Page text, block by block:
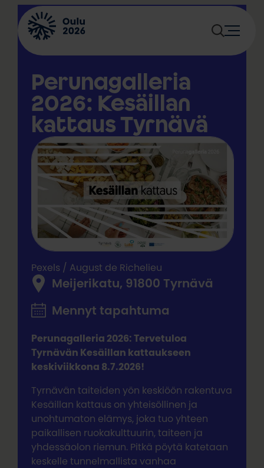
Siirry
sisältöön
Perunagalleria
2026: Kesäillan
kattaus Tyrnävä
Meijerikatu, 91800 Tyrnävä
Mennyt tapahtuma
Perunagalleria 2026: Tervetuloa
Tyrnävän Kesäillan kattaukseen
keskiviikkona 8.7.2026!
Tyrnävän taiteiden yön keskiöön rakentuva
Kesäillan kattaus on yhteisöllinen ja
unohtumaton elämys, joka tuo yhteen
paikallisen ruokakulttuurin, taiteen ja
yhdessäolon riemun. Pitkä pöytä katetaan
keskelle tunnelmallista vanhaa
Pexels / August de Richelieu